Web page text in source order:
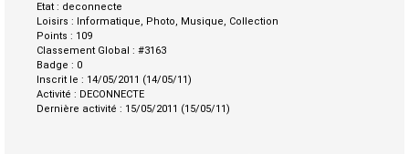
Etat : deconnecte
Loisirs :
Informatique, Photo, Musique, Collection
Points : 109
Classement Global : #3163
Badge : 0
Inscrit le : 14/05/2011 (14/05/11)
Activité : DECONNECTE
Dernière activité : 15/05/2011 (15/05/11)